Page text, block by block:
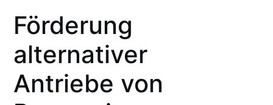
Förderung
alternativer
Antriebe von